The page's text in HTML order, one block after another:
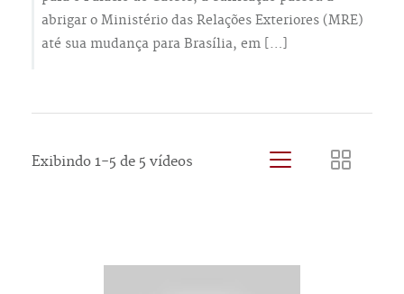
abrigar o Ministério das Relações Exteriores (MRE)
até sua mudança para Brasília, em […]
Exibindo 1-5 de 5 vídeos
Lista Grid